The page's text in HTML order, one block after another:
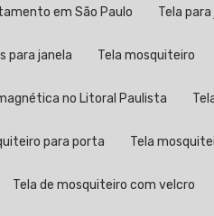
em São Paulo Tela
para janela Tela mosquiteiro
no Litoral Paulista
para porta Tela
Tela de mosquiteiro com velcro